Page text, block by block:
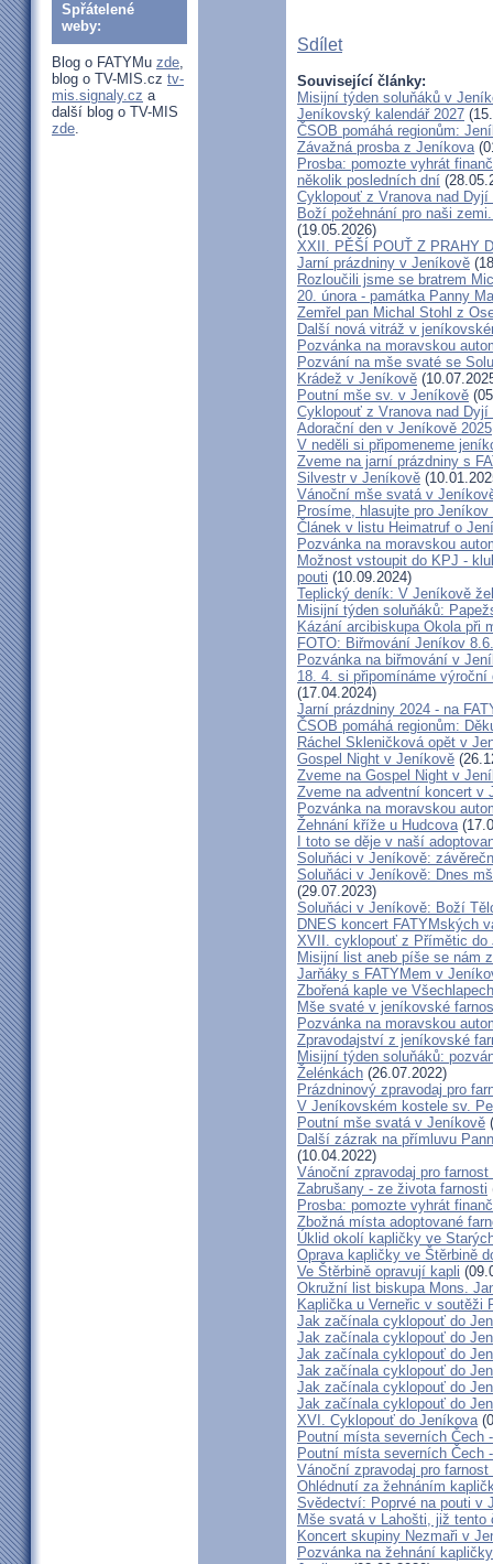
Spřátelené
weby:
Blog o FATYMu zde,
blog o TV-MIS.cz tv-
mis.signaly.cz a
další blog o TV-MIS
zde.
Sdílet
Související články:
Misijní týden soluňáků v
Jeníkovský kalendář 2027
ČSOB pomáhá regionům:
Závažná prosba z Jeníkova
Prosba: pomozte vyhrát
několik posledních dní
Cyklopouť z Vranova nad
Boží požehnání pro naši
(19.05.2026)
XXII. PĚŠÍ POUŤ Z PRAHY
Jarní prázdniny v Jeníkově
Rozloučili jsme se bratrem
20. února - památka Panny
Zemřel pan Michal Stohl z
Další nová vitráž v
Pozvánka na moravskou
Pozvání na mše svaté se
Krádež v Jeníkově
Poutní mše sv. v Jeníkově
Cyklopouť z Vranova nad
Adorační den v Jeníkově 2025
V neděli si připomeneme
Zveme na jarní prázdniny s
Silvestr v Jeníkově
Vánoční mše svatá v
Prosíme, hlasujte pro
Článek v listu Heimatruf o
Pozvánka na moravskou
Možnost vstoupit do KPJ -
pouti (10.09.2024)
Teplický deník: V Jeníkově
Misijní týden soluňáků:
Kázání arcibiskupa Okola při
FOTO: Biřmování Jeníkov
Pozvánka na biřmování v
18. 4. si připomínáme
(17.04.2024)
Jarní prázdniny 2024 - na
ČSOB pomáhá regionům:
Ráchel Skleničková opět v
Gospel Night v Jeníkově
Zveme na Gospel Night v
Zveme na adventní koncert v
Pozvánka na moravskou
Žehnání kříže u Hudcova
I toto se děje v naší
Soluňáci v Jeníkově:
Soluňáci v Jeníkově: Dnes
(29.07.2023)
Soluňáci v Jeníkově: Boží
DNES koncert FATYMských
XVII. cyklopouť z Přímětic do
Misijní list aneb píše se nám
Jarňáky s FATYMem v
Zbořená kaple ve
Mše svaté v jeníkovské
Pozvánka na moravskou
Zpravodajství z jeníkovské
Misijní týden soluňáků:
Želénkách (26.07.2022)
Prázdninový zpravodaj pro
V Jeníkovském kostele sv.
Poutní mše svatá v Jeníkově
Další zázrak na přímluvu
(10.04.2022)
Vánoční zpravodaj pro
Zabrušany - ze života farnosti
Prosba: pomozte vyhrát
Zbožná místa adoptované
Úklid okolí kapličky ve
Oprava kapličky ve Štěrbině
Ve Štěrbině opravují kapli
Okružní list biskupa Mons.
Kaplička u Verneřic v soutěži
Jak začínala cyklopouť do
Jak začínala cyklopouť do
Jak začínala cyklopouť do
Jak začínala cyklopouť do
Jak začínala cyklopouť do
Jak začínala cyklopouť do
XVI. Cyklopouť do Jeníkova
Poutní místa severních Čech
Poutní místa severních Čech
Vánoční zpravodaj pro
Ohlédnutí za žehnáním
Svědectví: Poprvé na pouti v
Mše svatá v Lahošti, již tento
Koncert skupiny Nezmaři v
Pozvánka na žehnání